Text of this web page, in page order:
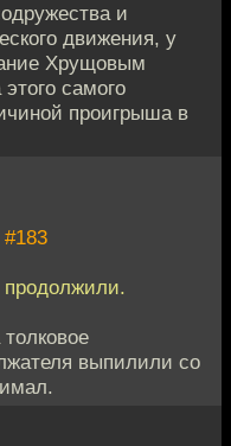
и
движения, у
Хрущовым
самого
проигрыша в
#183
продолжили.
выпилили со